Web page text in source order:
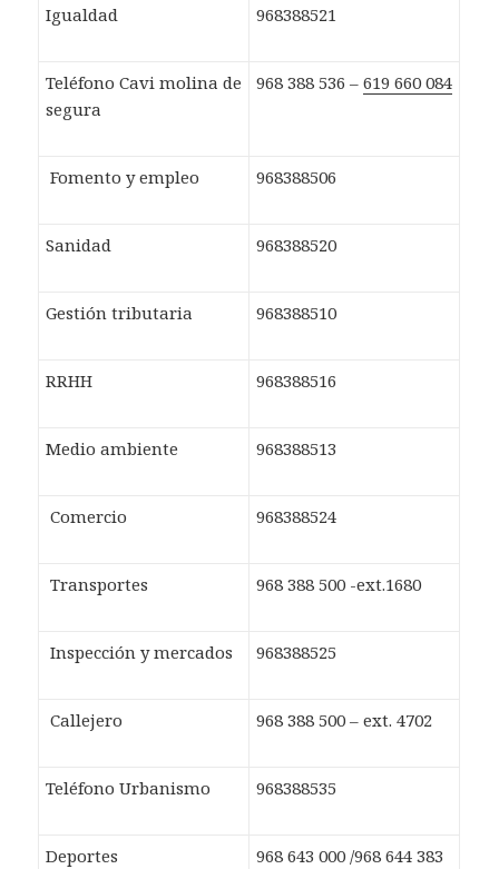
Igualdad 968388521
Teléfono Cavi molina de
segura
968 388 536 –619 660 084
Fomento y empleo 968388506
Sanidad 968388520
Gestión tributaria 968388510
RRHH 968388516
Medio ambiente 968388513
Comercio 968388524
Transportes 968 388 500 -ext.1680
Inspección y mercados 968388525
Callejero 968 388 500 – ext. 4702
Teléfono Urbanismo 968388535
Deportes 968 643 000 /968 644 383